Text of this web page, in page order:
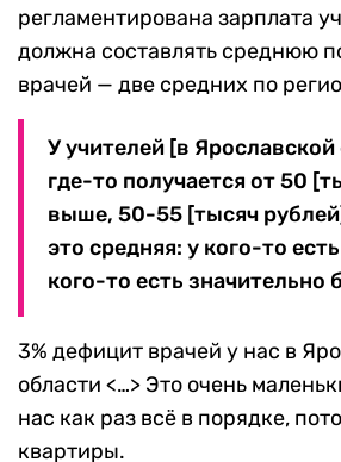
регламентирована зарплата
должна составлять среднюю
врачей — две средних по
У учителей [в
где-то получается от 50
выше, 50-55 [тысяч
это средняя: у кого-то
кого-то есть значительно
3% дефицит врачей у нас в
области <…> Это очень
нас как раз всё в порядке,
квартиры.